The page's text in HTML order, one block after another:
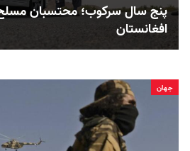
پنج سال سرکوب؛ محتسبان
افغانستان
جهان